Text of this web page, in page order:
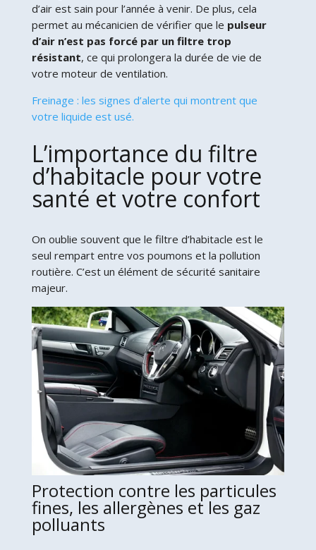
d’air est sain pour l’année à venir. De plus, cela
permet au mécanicien de vérifier que le pulseur
d’air n’est pas forcé par un filtre trop
résistant, ce qui prolongera la durée de vie de
votre moteur de ventilation.
Freinage : les signes d’alerte qui montrent que
votre liquide est usé.
L’importance du filtre
d’habitacle pour votre
santé et votre confort
On oublie souvent que le filtre d’habitacle est le
seul rempart entre vos poumons et la pollution
routière. C’est un élément de sécurité sanitaire
majeur.
Protection contre les particules
fines, les allergènes et les gaz
polluants